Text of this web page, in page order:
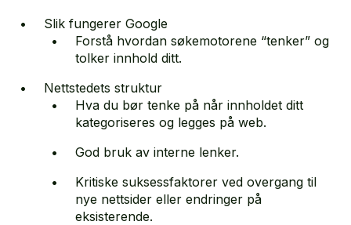
Slik fungerer Google
Forstå hvordan søkemotorene “tenker” og
tolker innhold ditt.
Nettstedets struktur
Hva du bør tenke på når innholdet ditt
kategoriseres og legges på web.
God bruk av interne lenker.
Kritiske suksessfaktorer ved overgang til
nye nettsider eller endringer på
eksisterende.